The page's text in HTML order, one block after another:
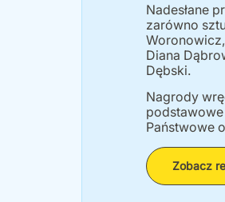
Nadesłane
zarówno
Diana
Dębski.
Nagrody
Państwowe
Zobacz